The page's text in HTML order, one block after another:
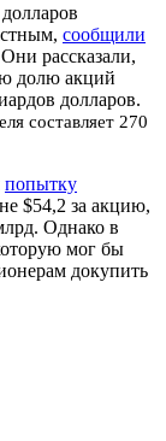
сообщили
рассказали,
долю акций
долларов.
составляет 270
попытку
$54,2 за акцию,
Однако в
мог бы
докупить